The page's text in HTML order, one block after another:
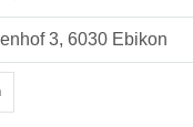
3, 6030 Ebikon